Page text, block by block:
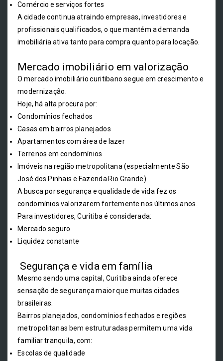
Comércio e serviços fortes
A cidade continua atraindo empresas, investidores e
profissionais qualificados, o que mantém a demanda
imobiliária ativa tanto para compra quanto para locação.
Mercado imobiliário em valorização
O mercado imobiliário curitibano segue em crescimento e
modernização.
Hoje, há alta procura por:
Condomínios fechados
Casas em bairros planejados
Apartamentos com área de lazer
Terrenos em condomínios
Imóveis na região metropolitana (especialmente São
José dos Pinhais e Fazenda Rio Grande)
A busca por segurança e qualidade de vida fez os
condomínios valorizarem fortemente nos últimos anos.
Para investidores, Curitiba é considerada:
Mercado seguro
Liquidez constante
Segurança e vida em família
Mesmo sendo uma capital, Curitiba ainda oferece
sensação de segurança maior que muitas cidades
brasileiras.
Bairros planejados, condomínios fechados e regiões
metropolitanas bem estruturadas permitem uma vida
familiar tranquila, com:
Escolas de qualidade